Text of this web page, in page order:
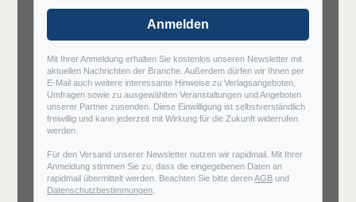
Anmelden
Mit Ihrer Anmeldung erhalten Sie kostenlos unseren Newsletter mit
aktuellen Nachrichten der Branche. Außerdem dürfen wir Ihnen per
E-Mail auch weitere interessante Hinweise zu Verlagsangeboten,
Umfragen sowie zu ausgewählten Veranstaltungen und Angeboten
unserer Partner zusenden. Diese Einwilligung ist selbstverständlich
freiwillig und kann jederzeit mit Wirkung für die Zukunft widerrufen
werden.
Für den Versand unserer Newsletter nutzen wir rapidmail. Mit Ihrer
Anmeldung stimmen Sie zu, dass die eingegebenen Daten an
rapidmail übermittelt werden. Beachten Sie bitte derenAGB und
Datenschutzbestimmungen